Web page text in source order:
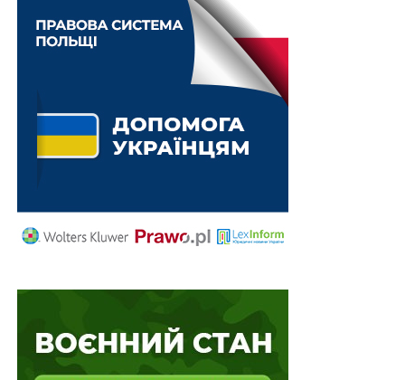
пшеницю, жито і ще деякі види агропродукції
НЕ ПРОПУСТІТЬ
Україна виходить з Угоди СНД про залік до
трудового стажу та вислуги років служби в